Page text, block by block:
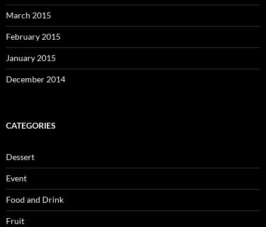
March 2015
February 2015
January 2015
December 2014
CATEGORIES
Dessert
Event
Food and Drink
Fruit